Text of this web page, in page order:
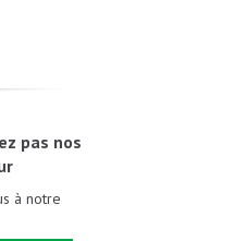
pas nos
à notre